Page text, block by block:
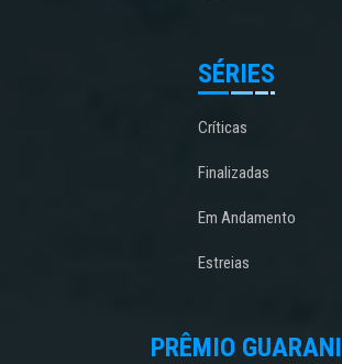
SÉRIES
Críticas
Finalizadas
Em Andamento
Estreias
PRÊMIO GUARANI